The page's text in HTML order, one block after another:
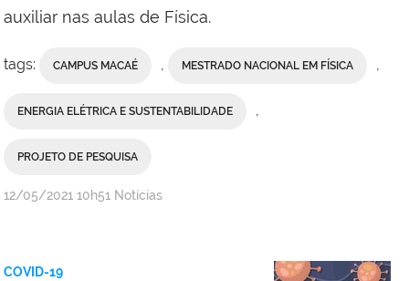
auxiliar nas aulas de Física.
tags: CAMPUS MACAÉ MESTRADO NACIONAL EM FÍSICA
ENERGIA ELÉTRICA E SUSTENTABILIDADE
PROJETO DE PESQUISA
por
publicado
12/05/2021 10h51 Notícias
COVID-19